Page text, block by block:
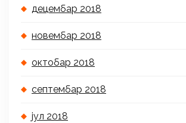
децембар 2018
новембар 2018
октобар 2018
септембар 2018
јул 2018